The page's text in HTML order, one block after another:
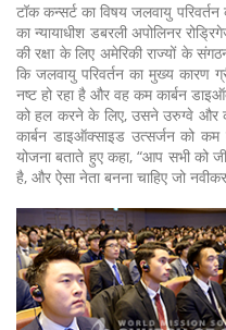
टॉक कन्सर्ट का विषय जलवायु
का न्यायाधीश डबरली अपोलिनर
की रक्षा के लिए अमेरिकी राज्यों के
कि जलवायु परिवर्तन का मुख्य कारण
नष्ट हो रहा है और वह कम कार्बन
को हल करने के लिए, उसने उरुग्वे और
कार्बन डाइऑक्साइड उत्सर्जन को
योजना बताते हुए कहा, “आप सभी को
है, और ऐसा नेता बनना चाहिए जो